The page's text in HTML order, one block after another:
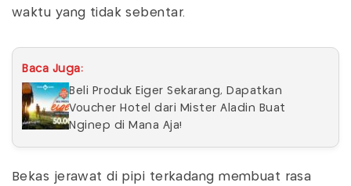
waktu yang tidak sebentar.
Baca Juga:
Beli Produk Eiger Sekarang, Dapatkan
Voucher Hotel dari Mister Aladin Buat
Nginep di Mana Aja!
Bekas jerawat di pipi terkadang membuat rasa